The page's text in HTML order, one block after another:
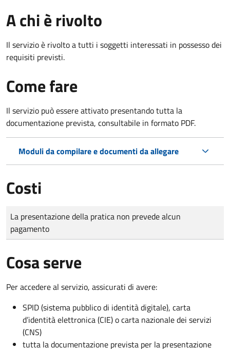
A chi è rivolto
Il servizio è rivolto a tutti i soggetti interessati in possesso dei
requisiti previsti.
Come fare
Il servizio può essere attivato presentando tutta la
documentazione prevista, consultabile in formato PDF.
Moduli da compilare e documenti da allegare
Costi
Tipo di pagamento
Importo
La presentazione della pratica non prevede alcun
pagamento
Cosa serve
Per accedere al servizio, assicurati di avere:
SPID (sistema pubblico di identità digitale), carta
d’identità elettronica (CIE) o carta nazionale dei servizi
(CNS)
tutta la documentazione prevista per la presentazione